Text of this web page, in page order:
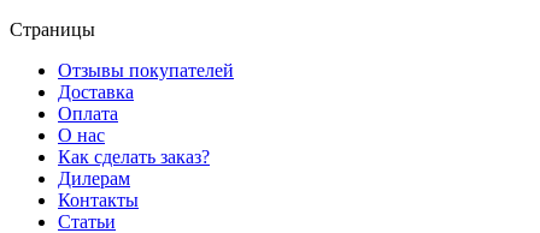
Страницы
Отзывы покупателей
Доставка
Оплата
О нас
Как сделать заказ?
Дилерам
Контакты
Статьи